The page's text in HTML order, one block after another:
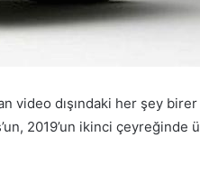
video dışındaki her şey
2019’un ikinci çeyreğinde